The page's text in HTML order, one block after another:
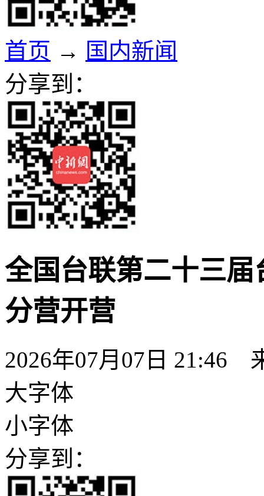
首页 → 国内新闻
分享到：
全国台联第二十三
分营开营
2026年07月07日 21:46
大字体
小字体
分享到：